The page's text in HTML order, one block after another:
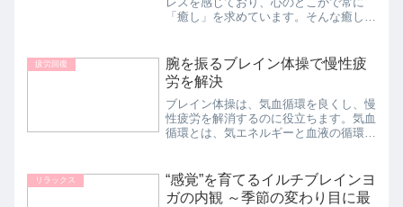
「癒し」を求めています。そんな癒しを
整えてくれます。イルチブレインヨガ式
の音楽を使ったヒーリング法...
疲労回復
腕を振るブレイン体操で慢性疲
労を解決
ブレイン体操は、気血循環を良くし、慢
性疲労を解消するのに役立ちます。気血
循環とは、気エネルギーと血液の循環の
の予防にもつながります。成人病の多く
は、血管が詰まることに起...
リラックス
“感覚”を育てるイルチブレインヨ
ガの内観 ～季節の変わり目に最